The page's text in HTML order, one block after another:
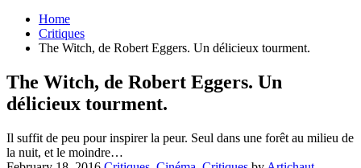
Home
Critiques
The Witch, de Robert Eggers. Un délicieux tourment.
The Witch, de Robert Eggers. Un
délicieux tourment.
Il suffit de peu pour inspirer la peur. Seul dans une forêt au milieu de
la nuit, et le moindre…